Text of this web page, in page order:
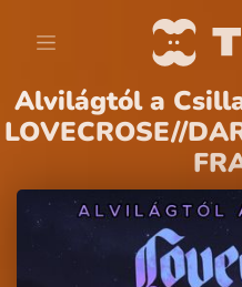
Alvilágtól a
LOVECROSE//